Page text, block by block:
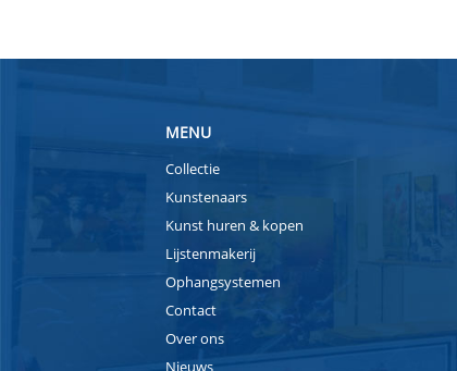
MENU
Collectie
Kunstenaars
Kunst huren & kopen
Lijstenmakerij
Ophangsystemen
Contact
Over ons
Nieuws